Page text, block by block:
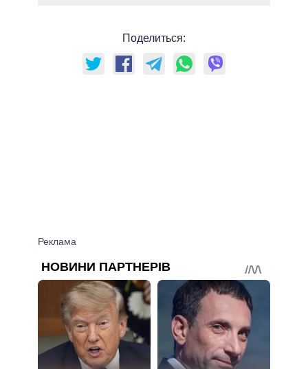
Поделиться: